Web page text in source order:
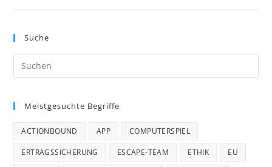
Suche
Meistgesuchte Begriffe
ACTIONBOUND APP COMPUTERSPIEL
ERTRAGSSICHERUNG ESCAPE-TEAM ETHIK EU